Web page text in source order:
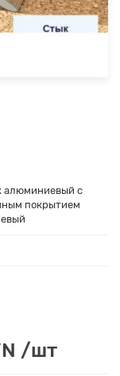
алюминиевый с
покрытием
/шт